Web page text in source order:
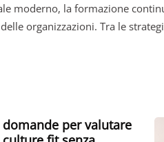
moderno, la formazione
organizzazioni. Tra le
domande per valutare